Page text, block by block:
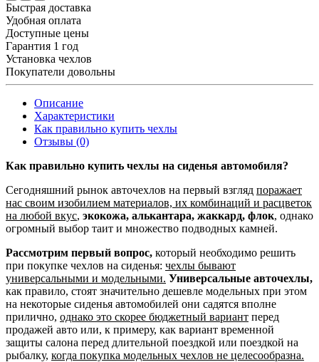
Быстрая доставка
Удобная оплата
Доступные цены
Гарантия 1 год
Установка чехлов
Покупатели довольны
Описание
Характеристики
Как правильно купить чехлы
Отзывы (0)
Как правильно купить чехлы на сиденья автомобиля?
Сегодняшний рынок авточехлов на первый взгляд поражает
нас своим изобилием материалов, их комбинаций и расцветок
на любой вкус, экокожа, алькантара, жаккард, флок, однако
огромный выбор таит и множество подводных камней.
Рассмотрим первый вопрос, который необходимо решить
при покупке чехлов на сиденья: чехлы бывают
универсальными и модельными. Универсальные авточехлы,
как правило, стоят значительно дешевле модельных при этом
на некоторые сиденья автомобилей они садятся вполне
прилично, однако это скорее бюджетный вариант перед
продажей авто или, к примеру, как вариант временной
защиты салона перед длительной поездкой или поездкой на
рыбалку, когда покупка модельных чехлов не целесообразна.